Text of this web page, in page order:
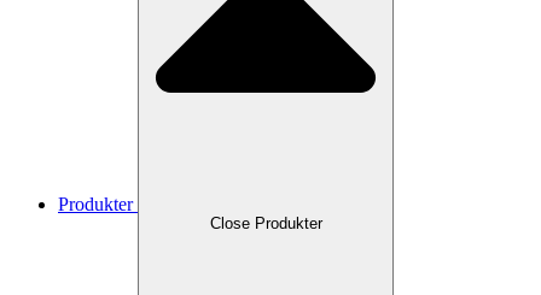
Produkter
Close Produkter